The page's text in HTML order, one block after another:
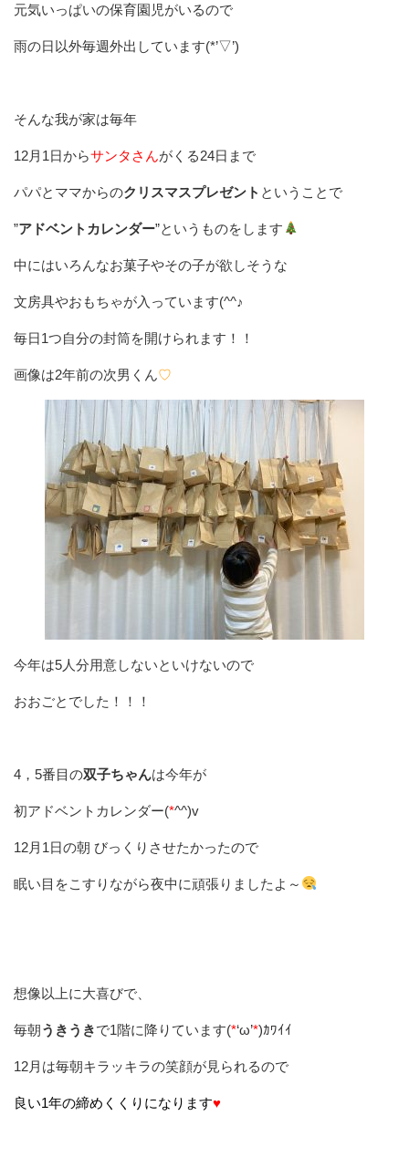
元気いっぱいの保育園児がいるので
雨の日以外毎週外出しています(*’▽’)
そんな我が家は毎年
12月1日からサンタさんがくる24日まで
パパとママからのクリスマスプレゼント ということで
”アドベントカレンダー”というものをします
中にはいろんなお菓子やその子が欲しそうな
文房具やおもちゃが入っています(^^♪
毎日1つ自分の封筒を開けられます！！
画像は2年前の次男くん♡
今年は5人分用意しないといけないので
おおごとでした！！！
4，5番目の双子ちゃんは今年が
初アドベントカレンダー(*^^)v
12月1日の朝 びっくりさせたかったので
眠い目をこすりながら夜中に頑張りましたよ～
想像以上に大喜びで、
毎朝うきうきで1階に降りています(*‘ω’*)ｶﾜｲｲ
12月は毎朝キラッキラの笑顔が見られるので
良い1年の締めくくりになります♥